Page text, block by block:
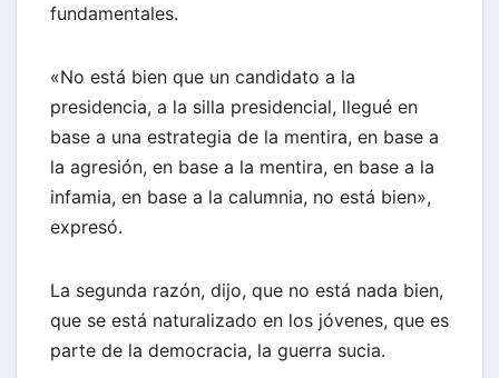
fundamentales.
«No está bien que un candidato a la
presidencia, a la silla presidencial, llegué en
base a una estrategia de la mentira, en base a
la agresión, en base a la mentira, en base a la
infamia, en base a la calumnia, no está bien»,
expresó.
La segunda razón, dijo, que no está nada bien,
que se está naturalizado en los jóvenes, que es
parte de la democracia, la guerra sucia.